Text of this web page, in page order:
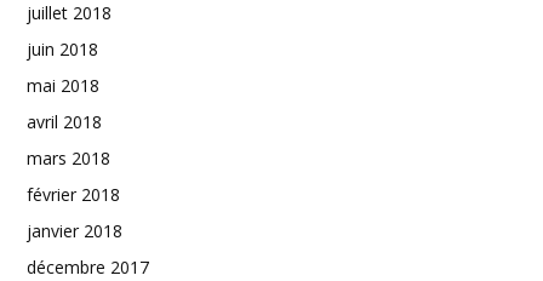
juillet 2018
juin 2018
mai 2018
avril 2018
mars 2018
février 2018
janvier 2018
décembre 2017